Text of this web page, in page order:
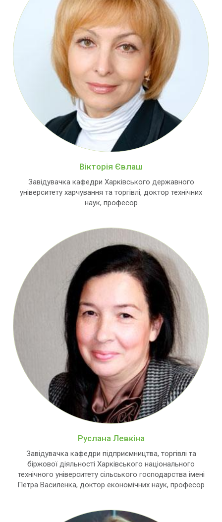
Вікторія Євлаш
Завідувачка кафедри Харківського державного
університету харчування та торгівлі, доктор технічних
наук, професор
Руслана Левкіна
Завідувачка кафедри підприємництва, торгівлі та
біржової діяльності Харківського національного
технічного університету сільського господарства імені
Петра Василенка, доктор економічних наук, професор